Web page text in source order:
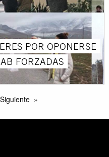
POR OPONERSE
FORZADAS
Siguiente